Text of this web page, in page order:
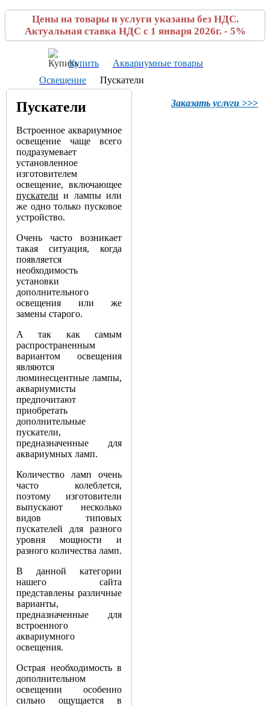
Цены на товары и услуги указаны без НДС.
Актуальная ставка НДС с 1 января 2026г. - 5%
Купить
Аквариумные товары
Освещение
Пускатели
Заказать услуги >>>
Пускатели
Встроенное аквариумное
освещение чаще всего
подразумевает
установленное
изготовителем
освещение, включающее
пускатели и лампы или
же одно только пусковое
устройство.
Очень часто возникает
такая ситуация, когда
появляется
необходимость
установки
дополнительного
освещения или же
замены старого.
А так как самым
распространенным
вариантом освещения
являются
люминесцентные лампы,
аквариумисты
предпочитают
приобретать
дополнительные
пускатели,
предназначенные для
аквариумных ламп.
Количество ламп очень
часто колеблется,
поэтому изготовители
выпускают несколько
видов типовых
пускателей для разного
уровня мощности и
разного количества ламп.
В данной категории
нашего сайта
представлены различные
варианты,
предназначенные для
встроенного
аквариумного
освещения.
Острая необходимость в
дополнительном
освещении особенно
сильно ощущается в